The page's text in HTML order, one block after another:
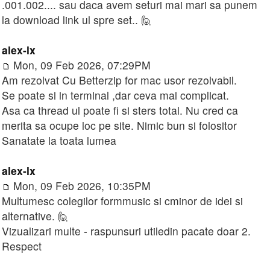
.001.002.... sau daca avem seturi mai mari sa punem
la download link ul spre set.. 🙋
alex-lx
Mon, 09 Feb 2026, 07:29PM
Am rezolvat Cu Betterzip for mac usor rezolvabil.
Se poate si in terminal ,dar ceva mai complicat.
Asa ca thread ul poate fi si sters total. Nu cred ca
merita sa ocupe loc pe site. Nimic bun si folositor
Sanatate la toata lumea
alex-lx
Mon, 09 Feb 2026, 10:35PM
Multumesc colegilor formmusic si cminor de idei si
alternative. 🙋
Vizualizari multe - raspunsuri utiledin pacate doar 2.
Respect